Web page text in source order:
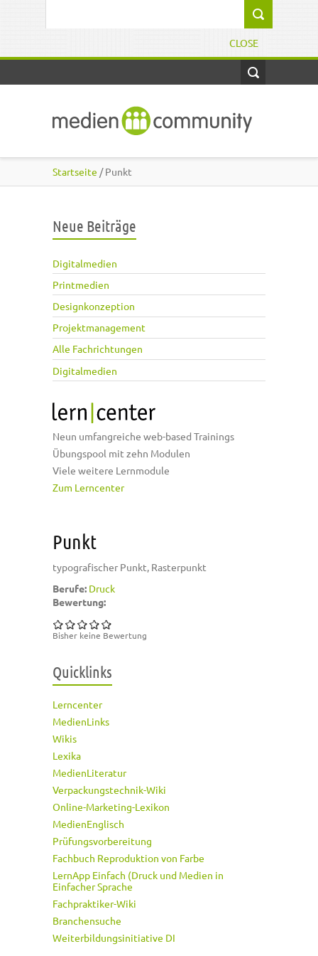
CLOSE
Startseite / Punkt
Neue Beiträge
Digitalmedien
Printmedien
Designkonzeption
Projektmanagement
Alle Fachrichtungen
Digitalmedien
Neun umfangreiche web-based Trainings
Übungspool mit zehn Modulen
Viele weitere Lernmodule
Zum Lerncenter
Punkt
typografischer Punkt, Rasterpunkt
Berufe: Druck
Bewertung:
Bisher keine Bewertung
Quicklinks
Lerncenter
MedienLinks
Wikis
Lexika
MedienLiteratur
Verpackungstechnik-Wiki
Online-Marketing-Lexikon
MedienEnglisch
Prüfungsvorbereitung
Fachbuch Reproduktion von Farbe
LernApp Einfach (Druck und Medien in
Einfacher Sprache
Fachpraktiker-Wiki
Branchensuche
Weiterbildungsinitiative DI